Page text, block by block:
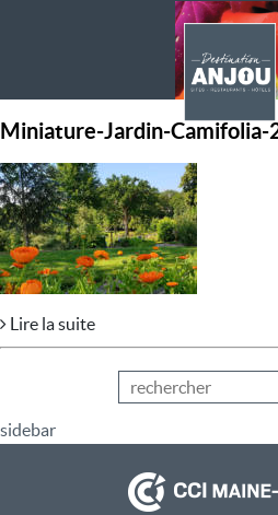
Miniature-Jardin-
Lire la suite
sidebar